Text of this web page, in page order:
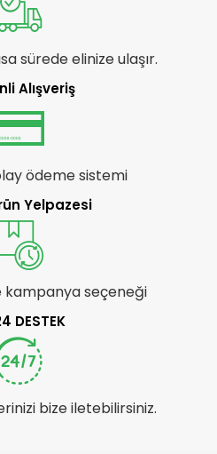
sürede elinize ulaşır.
Alışveriş
ödeme sistemi
Yelpazesi
kampanya seçeneği
DESTEK
bize iletebilirsiniz.